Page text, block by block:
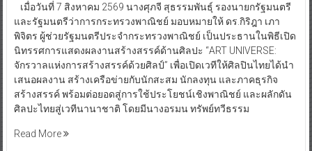
เมื่อวันที่ 7 สิงหาคม 2569 นางศุภจี สุธรรมพันธุ์ รองนายกรัฐมนตรี
และรัฐมนตรีว่าการกระทรวงพาณิชย์ มอบหมายให้ ดร.กิริฎา เภา
พิจิตร ผู้ช่วยรัฐมนตรีประจำกระทรวงพาณิชย์ เป็นประธานในพิธีเปิด
นิทรรศการแสดงผลงานสร้างสรรค์ด้านศิลปะ “ART UNIVERSE:
จักรวาลแห่งการสร้างสรรค์ด้วยศิลป์” เพื่อเปิดเวทีให้ศิลปินไทยได้นำ
เสนอผลงาน สร้างเครือข่ายกับนักสะสม นักลงทุน และภาคธุรกิจ
สร้างสรรค์ พร้อมต่อยอดสู่การใช้ประโยชน์เชิงพาณิชย์ และผลักดัน
ศิลปะไทยสู่เวทีนานาชาติ โดยมีนางอรมน ทรัพย์ทวีธรรม
Read More